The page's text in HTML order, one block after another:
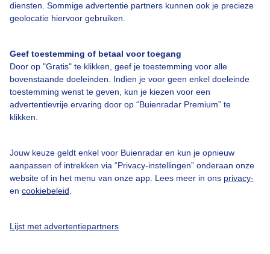
diensten. Sommige advertentie partners kunnen ook je precieze
geolocatie hiervoor gebruiken.
Geef toestemming of betaal voor toegang
Door op "Gratis" te klikken, geef je toestemming voor alle
bovenstaande doeleinden. Indien je voor geen enkel doeleinde
toestemming wenst te geven, kun je kiezen voor een
advertentievrije ervaring door op “Buienradar Premium” te
klikken.
Jouw keuze geldt enkel voor Buienradar en kun je opnieuw
aanpassen of intrekken via “Privacy-instellingen” onderaan onze
website of in het menu van onze app. Lees meer in ons privacy-
en cookiebeleid
Lijst met advertentiepartners
Bedrijfsgegevens
Contact
Toegankelijkheid
Gebruikersvoorwaarden
Adverteren
Privacy beleid
Cookie beleid